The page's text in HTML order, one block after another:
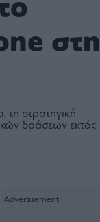
στη
τη στρατηγική
δράσεων εκτός